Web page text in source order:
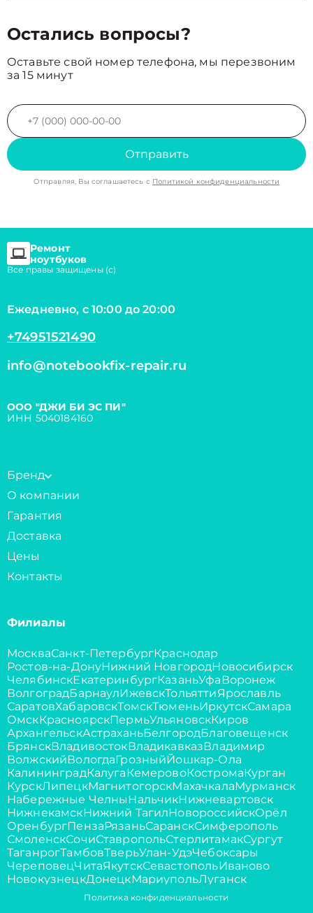
Остались вопросы?
Оставьте свой номер телефона, мы перезвоним
за 15 минут
Отправить
Отправляя, Вы соглашаетесь с Политикой конфиденциальности
Ремонт
ноутбуков
Все правы защищены (с)
Ежедневно, с 10:00 до 20:00
+74951521490
info@notebookfix-repair.ru
ООО "ДЖИ БИ ЭС ПИ"
ИНН 5040184160
Бренд
О компании
Гарантия
Доставка
Цены
Контакты
Филиалы
МоскваСанкт-ПетербургКраснодар
Ростов-на-ДонуНижний НовгородНовосибирск
ЧелябинскЕкатеринбургКазаньУфаВоронеж
ВолгоградБарнаулИжевскТольяттиЯрославль
СаратовХабаровскТомскТюменьИркутскСамара
ОмскКрасноярскПермьУльяновскКиров
АрхангельскАстраханьБелгородБлаговещенск
БрянскВладивостокВладикавказВладимир
ВолжскийВологдаГрозныйЙошкар-Ола
КалининградКалугаКемеровоКостромаКурган
КурскЛипецкМагнитогорскМахачкалаМурманск
Набережные ЧелныНальчикНижневартовск
НижнекамскНижний ТагилНовороссийскОрёл
ОренбургПензаРязаньСаранскСимферополь
СмоленскСочиСтавропольСтерлитамакСургут
ТаганрогТамбовТверьУлан-УдэЧебоксары
ЧереповецЧитаЯкутскСевастопольИваново
НовокузнецкДонецкМариупольЛуганск
Политика конфиденциальности